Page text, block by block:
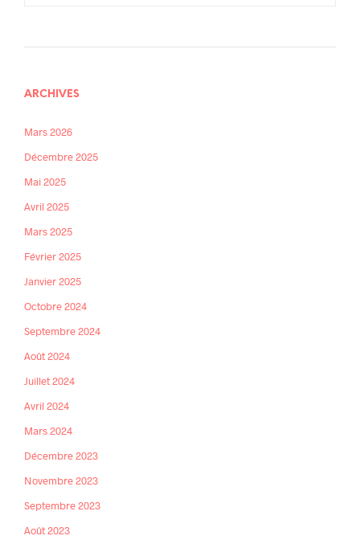
ARCHIVES
Mars 2026
Décembre 2025
Mai 2025
Avril 2025
Mars 2025
Février 2025
Janvier 2025
Octobre 2024
Septembre 2024
Août 2024
Juillet 2024
Avril 2024
Mars 2024
Décembre 2023
Novembre 2023
Septembre 2023
Août 2023